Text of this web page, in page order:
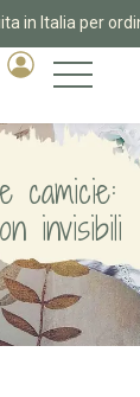
in Italia per
camicie:
invisibili